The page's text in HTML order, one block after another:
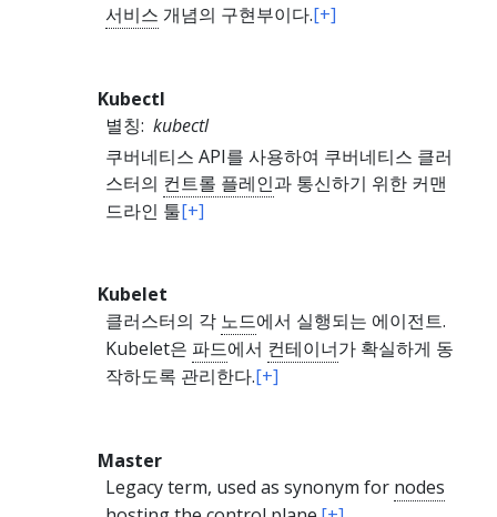
서비스 개념의 구현부이다.[+]
Kubectl
별칭: kubectl
쿠버네티스 API를 사용하여 쿠버네티스 클러
스터의 컨트롤 플레인과 통신하기 위한 커맨
드라인 툴[+]
Kubelet
클러스터의 각 노드에서 실행되는 에이전트.
Kubelet은 파드에서 컨테이너가 확실하게 동
작하도록 관리한다.[+]
Master
Legacy term, used as synonym for nodes